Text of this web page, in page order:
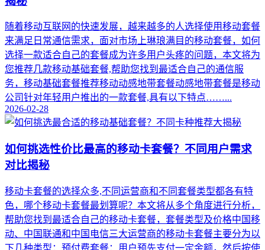
随着移动互联网的快速发展，越来越多的人选择使用移动套餐
来满足日常通信需求，面对市场上琳琅满目的移动套餐，如何
选择一款适合自己的套餐成为许多用户头疼的问题，本文将为
您推荐几款移动基础套餐,帮助您找到最适合自己的通信服
务，移动基础套餐推荐移动动感地带套餐动感地带套餐是移动
公司针对年轻用户推出的一款套餐,具有以下特点……...
2026-02-28
如何挑选性价比最高的移动卡套餐？不同用户需求
对比揭秘
移动卡套餐的选择众多,不同运营商和不同套餐类型都各有特
色，哪个移动卡套餐最划算呢？本文将从多个角度进行分析，
帮助您找到最适合自己的移动卡套餐，套餐类型及价格中国移
动、中国联通和中国电信三大运营商的移动卡套餐主要分为以
下几种类型：预付费套餐：用户预先支付一定金额，然后按使